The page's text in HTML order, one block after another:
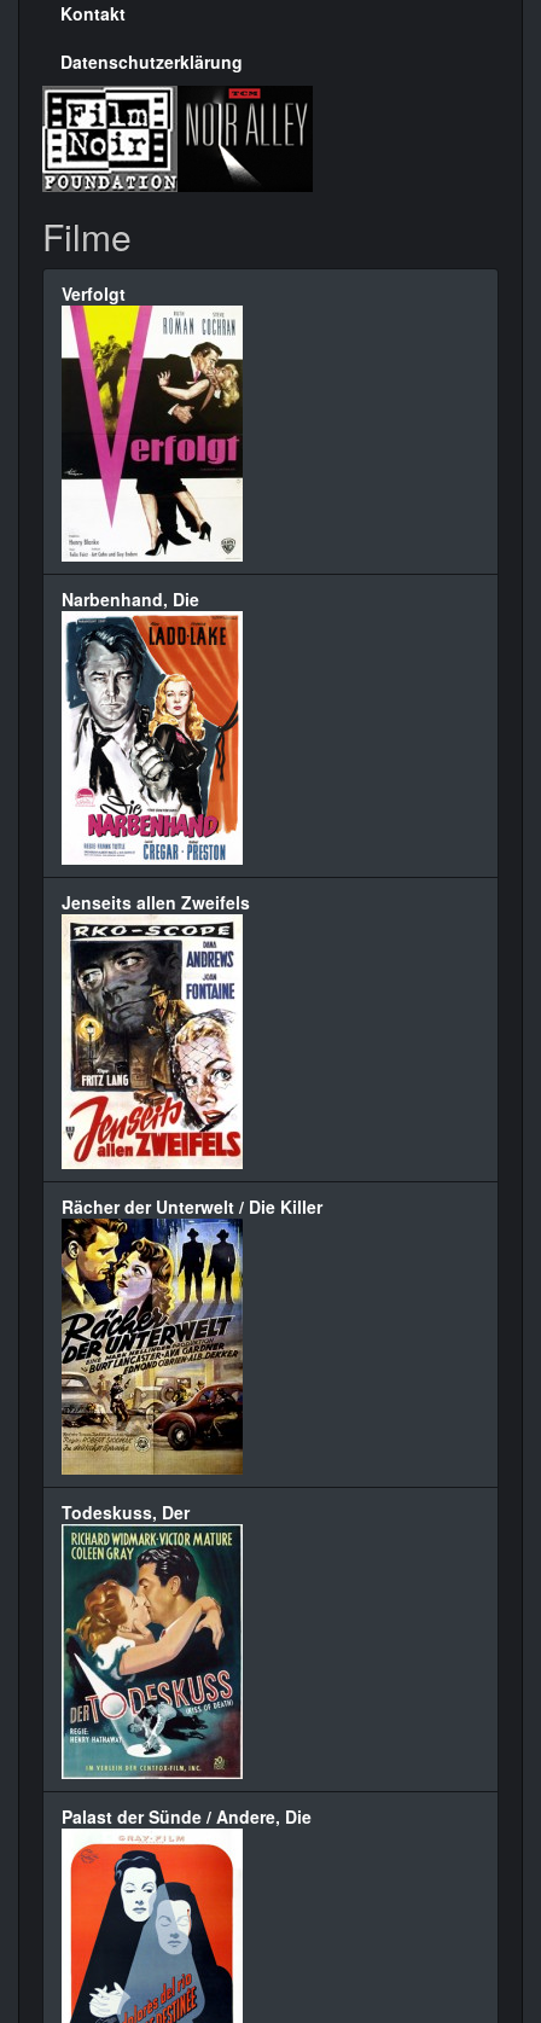
Kontakt
Datenschutzerklärung
Filme
Verfolgt
Narbenhand, Die
Jenseits allen Zweifels
Rächer der Unterwelt / Die Killer
Todeskuss, Der
Palast der Sünde / Andere, Die